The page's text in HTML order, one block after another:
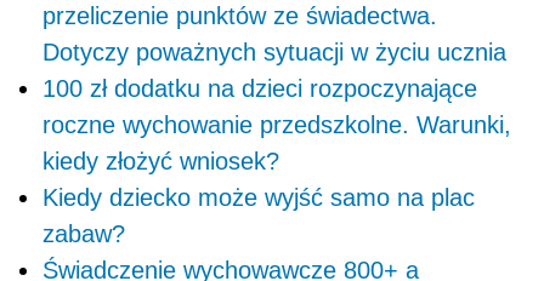
przeliczenie punktów ze świadectwa.
Dotyczy poważnych sytuacji w życiu ucznia
100 zł dodatku na dzieci rozpoczynające
roczne wychowanie przedszkolne. Warunki,
kiedy złożyć wniosek?
Kiedy dziecko może wyjść samo na plac
zabaw?
Świadczenie wychowawcze 800+ a